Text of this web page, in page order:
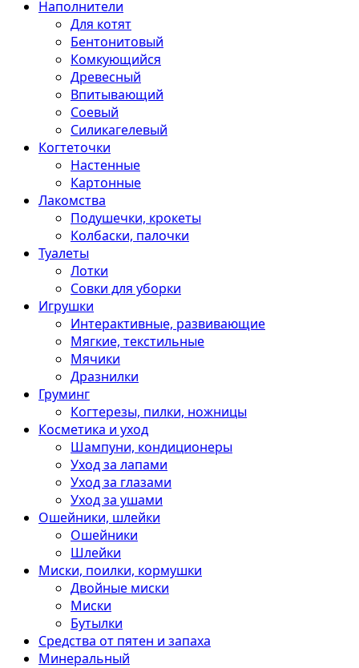
Наполнители
Для котят
Бентонитовый
Комкующийся
Древесный
Впитывающий
Соевый
Силикагелевый
Когтеточки
Настенные
Картонные
Лакомства
Подушечки, крокеты
Колбаски, палочки
Туалеты
Лотки
Совки для уборки
Игрушки
Интерактивные, развивающие
Мягкие, текстильные
Мячики
Дразнилки
Груминг
Когтерезы, пилки, ножницы
Косметика и уход
Шампуни, кондиционеры
Уход за лапами
Уход за глазами
Уход за ушами
Ошейники, шлейки
Ошейники
Шлейки
Миски, поилки, кормушки
Двойные миски
Миски
Бутылки
Средства от пятен и запаха
Минеральный